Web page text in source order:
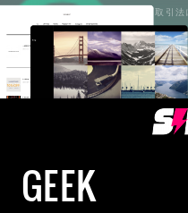
GEEK
プライバシーポリシー 特定商取引